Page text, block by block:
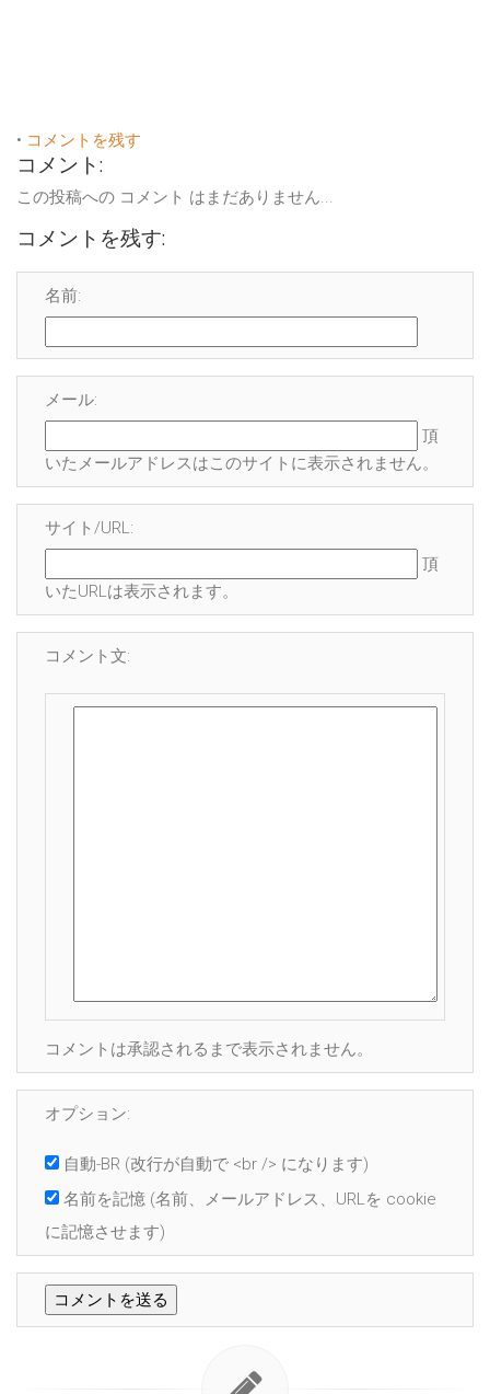
• コメントを残す
コメント:
この投稿への コメント はまだありません...
コメントを残す:
名前:
メール:
頂
いたメールアドレスはこのサイトに表示されません。
サイト/URL:
頂
いたURLは表示されます。
コメント文:
コメントは承認されるまで表示されません。
オプション:
自動-BR (改行が自動で <br /> になります)
名前を記憶 (名前、メールアドレス、URLを cookie
に記憶させます)